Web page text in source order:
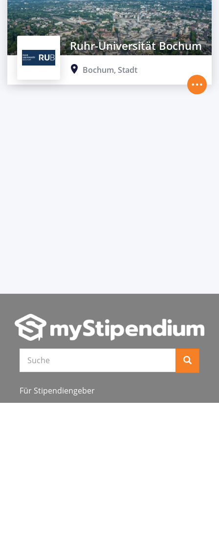
Ruhr-Universität Bochum
Bochum, Stadt
Für Stipendiengeber
Stipendienverzeichnis